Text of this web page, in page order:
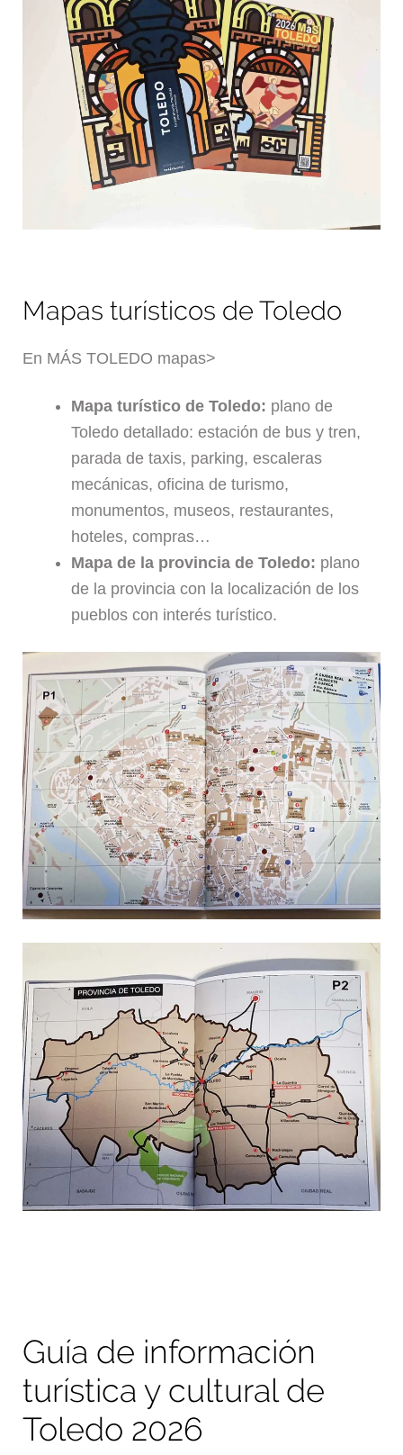
Mapas turísticos de Toledo
En MÁS TOLEDO mapas>
Mapa turístico de Toledo: plano de
Toledo detallado: estación de bus y tren,
parada de taxis, parking, escaleras
mecánicas, oficina de turismo,
monumentos, museos, restaurantes,
hoteles, compras…
Mapa de la provincia de Toledo: plano
de la provincia con la localización de los
pueblos con interés turístico.
Guía de información
turística y cultural de
Toledo 2026